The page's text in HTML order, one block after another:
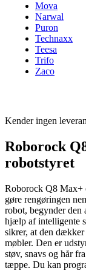
Mova
Narwal
Puron
Technaxx
Teesa
Trifo
Zaco
Kender ingen
Roborock
robotstyret
Roborock Q8 Max+
gøre rengøringen
robot, begynder den
hjælp af intelligente
sikrer, at den
møbler. Den er
støv, snavs og hår
tæppe. Du kan